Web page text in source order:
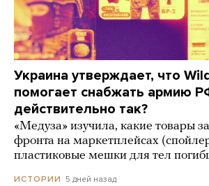
Украина утверждает, что
помогает снабжать армию
действительно так?
«Медуза» изучила, какие товары
фронта на маркетплейсах
пластиковые мешки для тел
ИСТОРИИ 5 дней назад